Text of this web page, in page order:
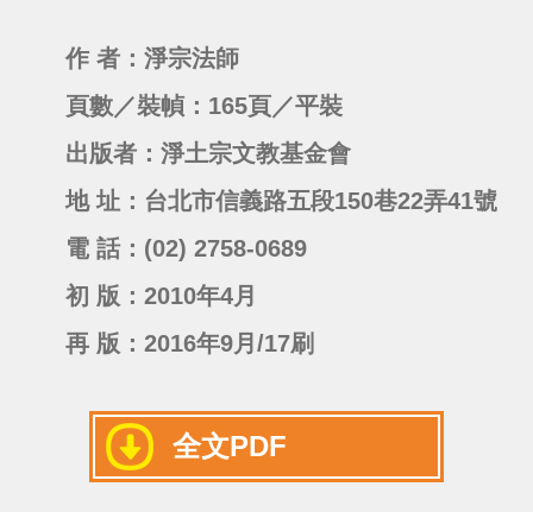
作 者：淨宗法師
頁數／裝幀：165頁／平裝
出版者：淨土宗文教基金會
地 址：台北市信義路五段150巷22弄41號
電 話：(02) 2758-0689
初 版：2010年4月
再 版：2016年9月/17刷
全文PDF